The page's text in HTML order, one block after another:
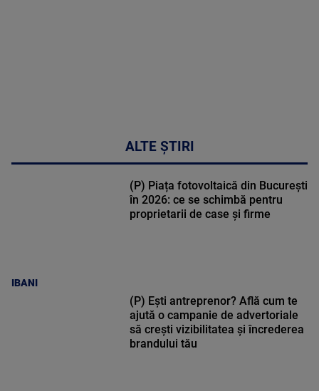
ALTE ȘTIRI
IBANI
(P) Piața fotovoltaică din București
în 2026: ce se schimbă pentru
proprietarii de case și firme
(P) Ești antreprenor? Află cum te
ajută o campanie de advertoriale
să crești vizibilitatea și încrederea
brandului tău